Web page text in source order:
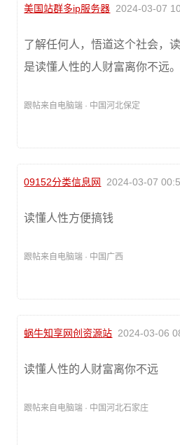
美国站群多ip服务器 2024-03-07
了解任何人，悟道这个社会，
是读懂人性的人财富离你不远。
跟帖来自电脑端 · 中国河北保定
09152分类信息网 2024-03-07
读懂人性方便搞钱
跟帖来自电脑端 · 中国广西
蜗牛知享网创资源站 2024-03-06
读懂人性的人财富离你不远
跟帖来自电脑端 · 中国河北石家庄